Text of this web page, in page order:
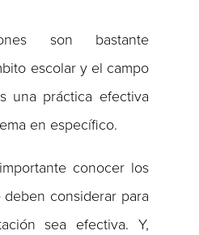
son bastante
escolar y el campo
una práctica efectiva
en específico.
conocer los
considerar para
sea efectiva. Y,